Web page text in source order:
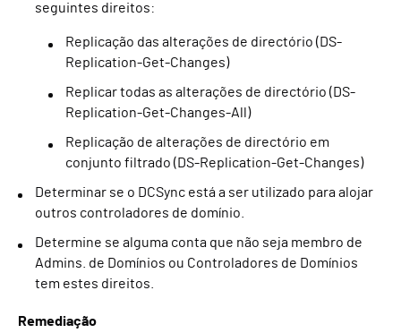
seguintes direitos:
Replicação das alterações de directório (DS-
Replication-Get-Changes)
Replicar todas as alterações de directório (DS-
Replication-Get-Changes-All)
Replicação de alterações de directório em
conjunto filtrado (DS-Replication-Get-Changes)
Determinar se o DCSync está a ser utilizado para alojar
outros controladores de domínio.
Determine se alguma conta que não seja membro de
Admins. de Domínios ou Controladores de Domínios
tem estes direitos.
Remediação